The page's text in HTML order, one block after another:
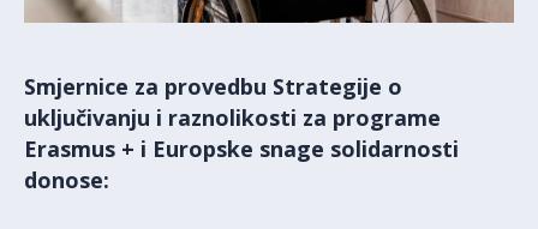
Smjernice za provedbu Strategije o
uključivanju i raznolikosti za programe
Erasmus + i Europske snage solidarnosti
donose: